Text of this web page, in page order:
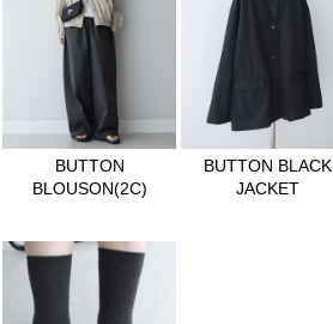
BUTTON
BLOUSON(2C)
BUTTON BLACK
JACKET